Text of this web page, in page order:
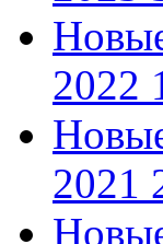
2022
2021